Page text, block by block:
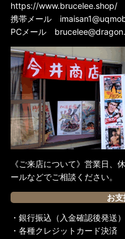
https://www.brucelee.shop/
携帯メール
PCメール
《ご来店について》営業日、
ールなどでご相談ください。
お
・銀行振込（入金確認後発送）
・各種クレジットカード決済